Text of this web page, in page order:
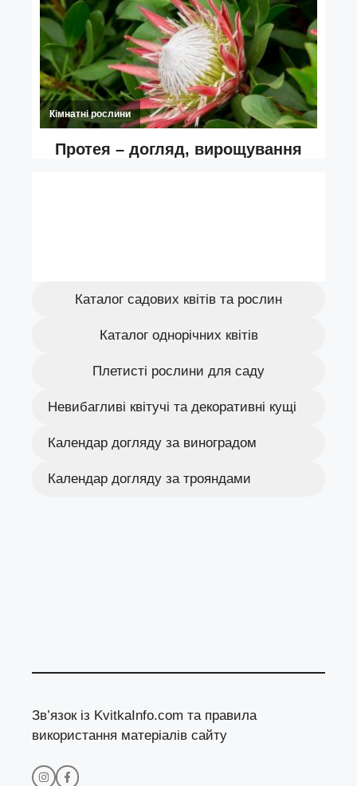
Каталог садових квітів та рослин
Каталог однорічних квітів
Плетисті рослини для саду
Невибагливі квітучі та декоративні кущі
Календар догляду за виноградом
Календар догляду за трояндами
Зв’язок із KvitkaInfo.com та правила
використання матеріалів сайту